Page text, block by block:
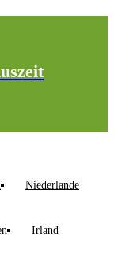
Niederlande
Irland